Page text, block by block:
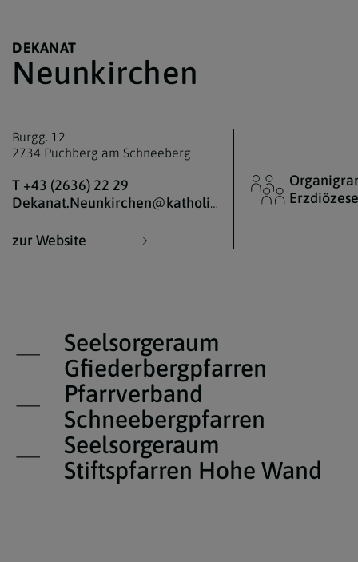
DEKANAT
Neunkirchen
Burgg. 12
2734 Puchberg am Schneeberg
T +43 (2636) 22 29
Dekanat.Neunkirchen@katholischekirche.at
zur Website
Erzdiözese
Seelsorgeraum
Gfiederbergpfarren
Pfarrverband
Schneebergpfarren
Seelsorgeraum
Stiftspfarren Hohe Wand